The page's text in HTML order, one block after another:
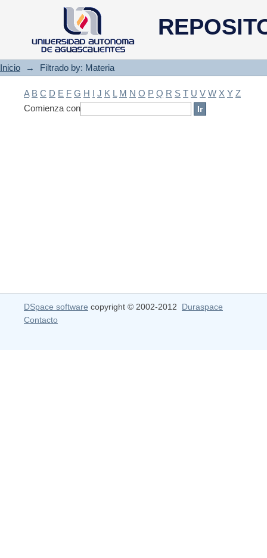
Filtrado by: Materia
Inicio → Filtrado by: Materia
A B C D E F G H I J K L M N O P Q R S T U V W X Y Z
Comienza con
DSpace software copyright © 2002-2012 Duraspace
Contacto